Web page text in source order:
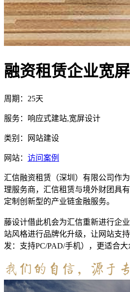
融资租赁企业宽
周期：25天
服务：响应式建站,宽屏设计
类别：网站建设
网站： 访问案例
汇信融资租赁（深圳）有限公司作
理服务商，汇信租赁与境外财团具
定制创新型的产业链金融服务。
藤设计借此机会为汇信重新进行企
站风格进行品牌化升级，让网站支
发：支持PC/PAD/手机），更适合大